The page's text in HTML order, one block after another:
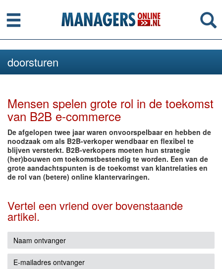
Menu
doorsturen
Mensen spelen grote rol in de toekomst
van B2B e-commerce
De afgelopen twee jaar waren onvoorspelbaar en hebben de
noodzaak om als B2B-verkoper wendbaar en flexibel te
blijven versterkt. B2B-verkopers moeten hun strategie
(her)bouwen om toekomstbestendig te worden. Een van de
grote aandachtspunten is de toekomst van klantrelaties en
de rol van (betere) online klantervaringen.
Vertel een vriend over bovenstaande
artikel.